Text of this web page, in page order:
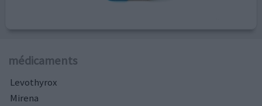
médicaments
Levothyrox
Mirena